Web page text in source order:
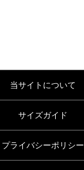
当サイトについて
サイズガイド
プライバシーポリシー